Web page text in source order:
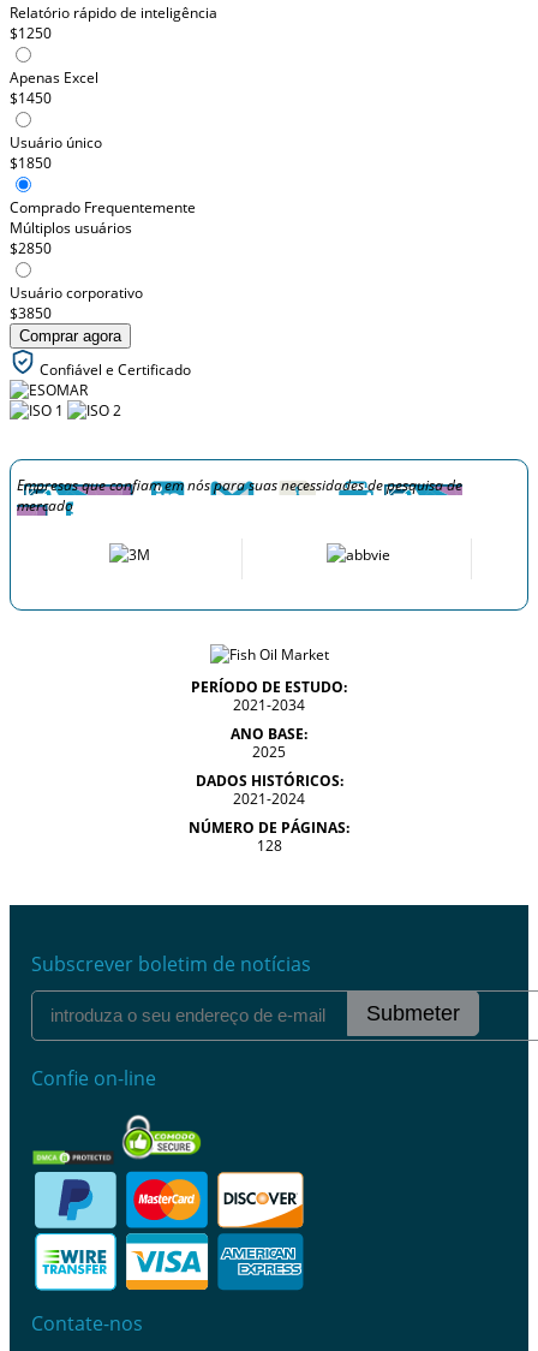
Relatório rápido de inteligência
$1250
Apenas Excel
$1450
Usuário único
$1850
Comprado Frequentemente
Múltiplos usuários
$2850
Usuário corporativo
$3850
Comprar agora
Confiável e Certificado
Empresas que confiam em nós para suas necessidades de pesquisa de
mercado
PERÍODO DE ESTUDO:
2021-2034
ANO BASE:
2025
DADOS HISTÓRICOS:
2021-2024
NÚMERO DE PÁGINAS:
128
Subscrever boletim de notícias
Submeter
Confie on-line
Contate-nos